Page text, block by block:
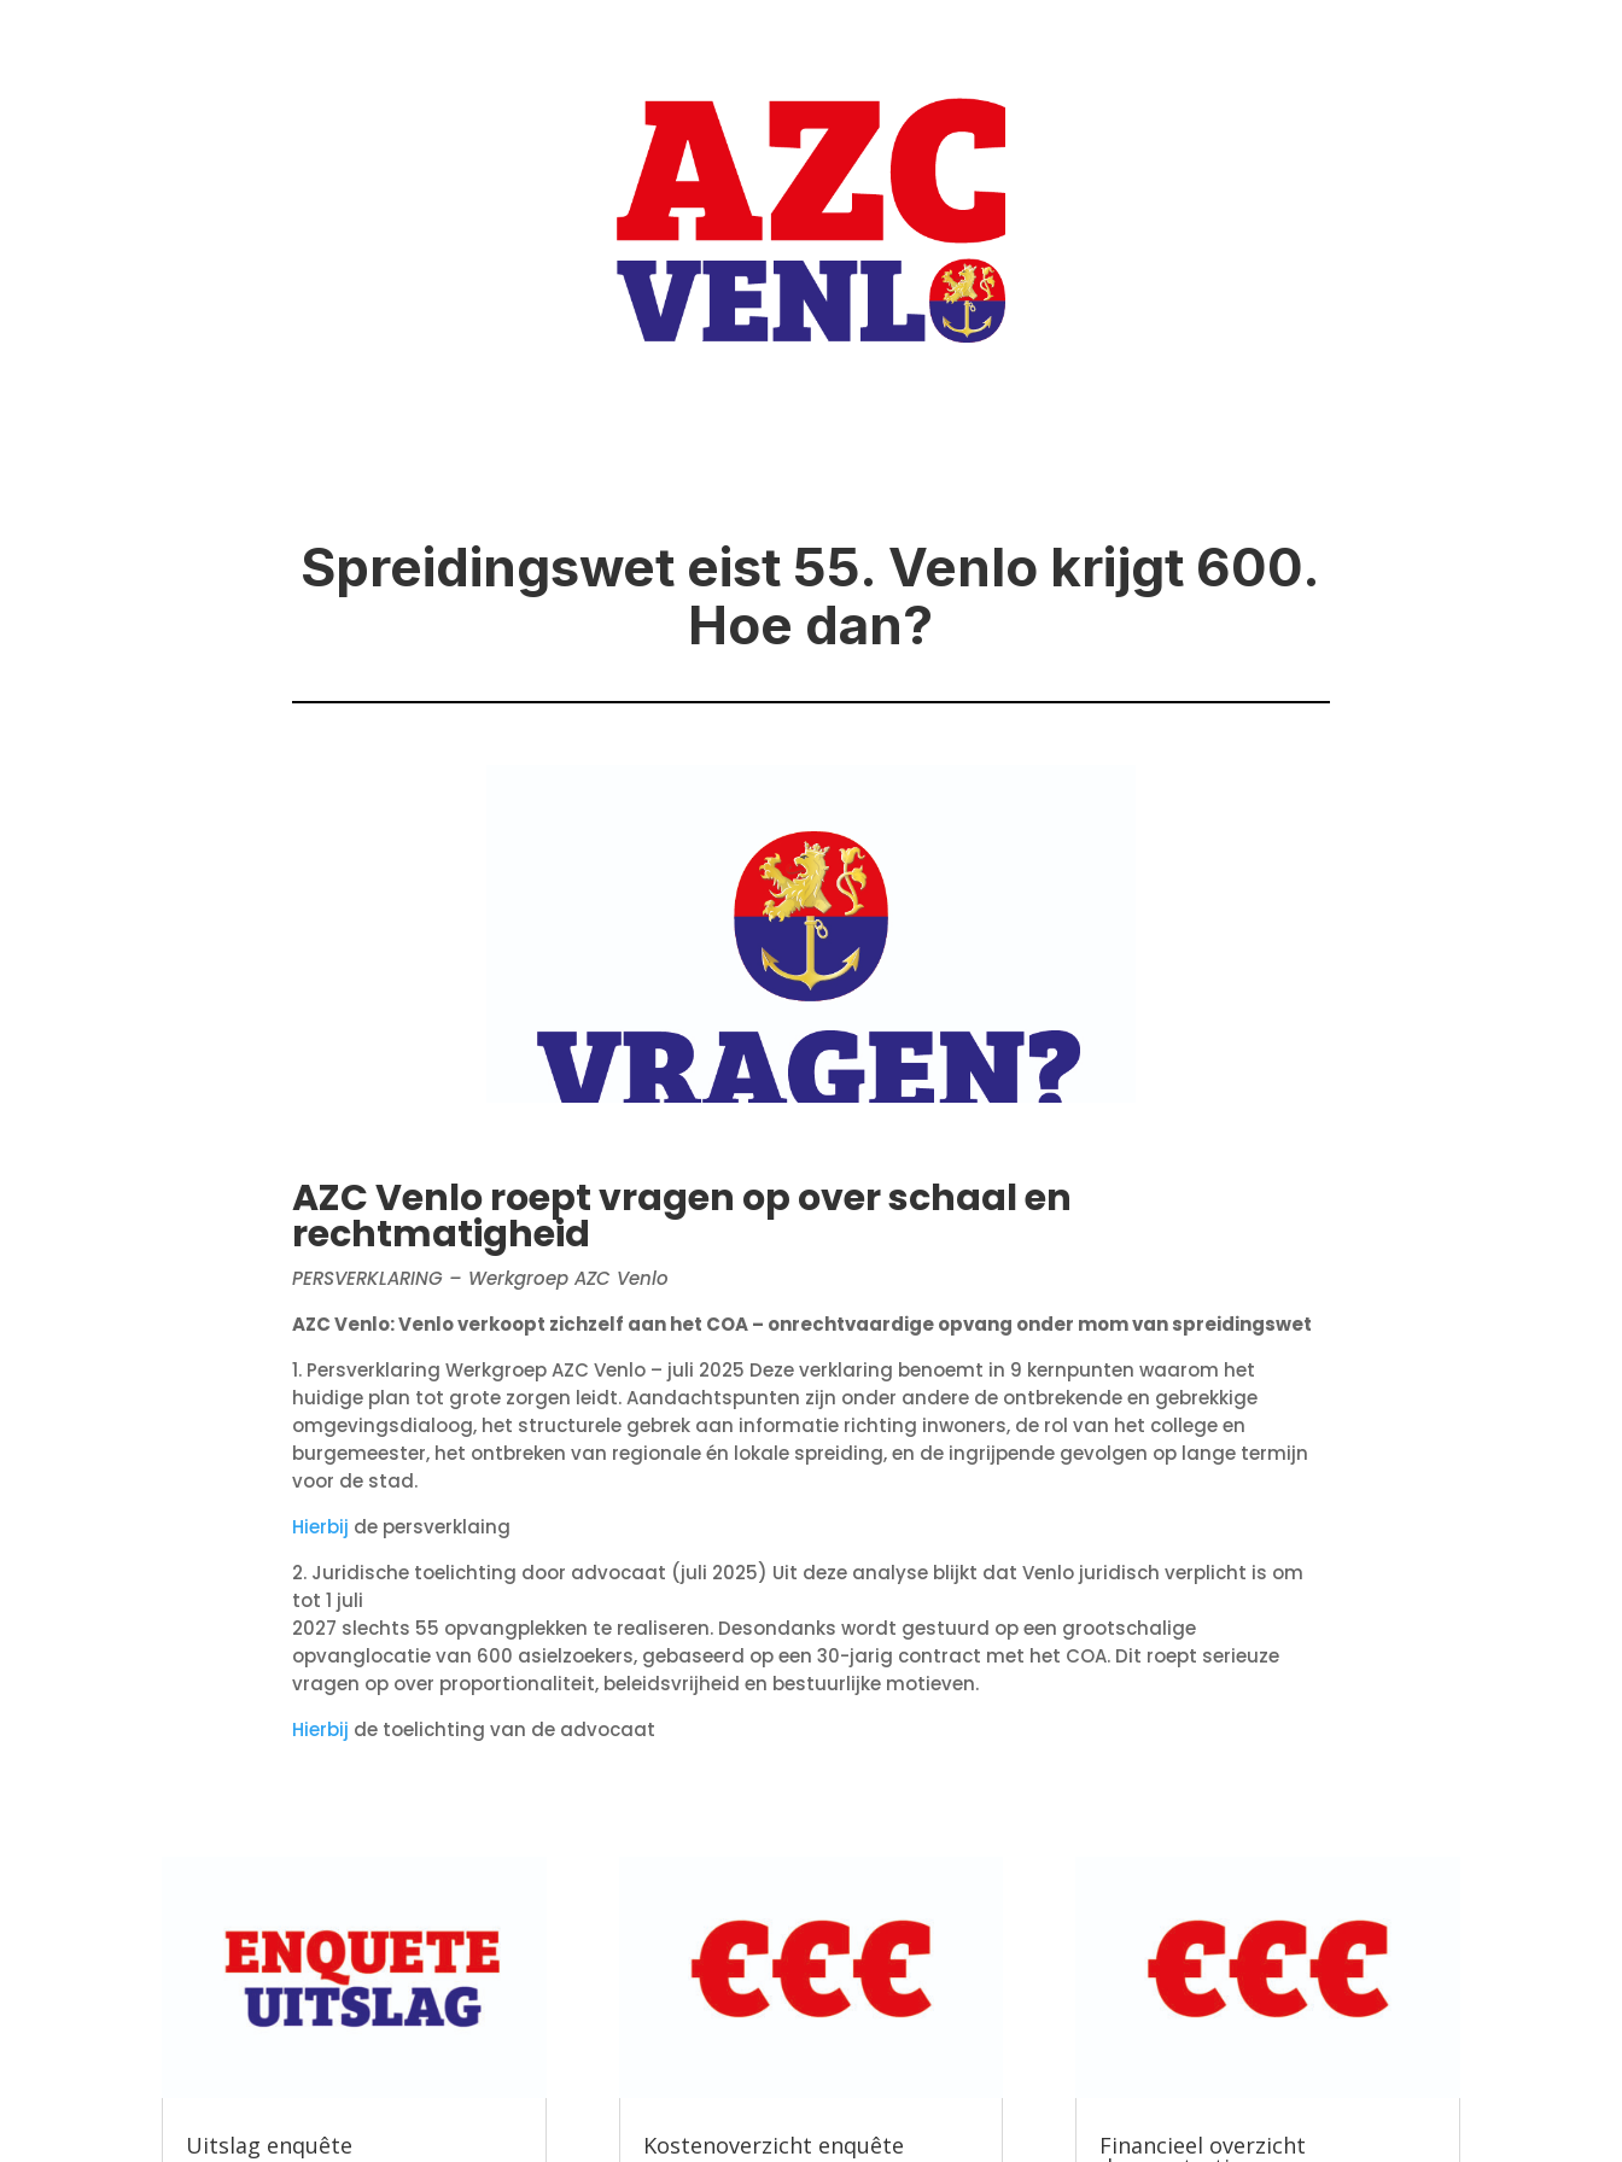
Spreidingswet eist 55. Venlo krijgt 600.
Hoe dan?
AZC Venlo roept vragen op over schaal en
rechtmatigheid
PERSVERKLARING – Werkgroep AZC Venlo
AZC Venlo: Venlo verkoopt zichzelf aan het COA – onrechtvaardige opvang onder mom van spreidingswet
1. Persverklaring Werkgroep AZC Venlo – juli 2025 Deze verklaring benoemt in 9 kernpunten waarom het
huidige plan tot grote zorgen leidt. Aandachtspunten zijn onder andere de ontbrekende en gebrekkige
omgevingsdialoog, het structurele gebrek aan informatie richting inwoners, de rol van het college en
burgemeester, het ontbreken van regionale én lokale spreiding, en de ingrijpende gevolgen op lange termijn
voor de stad.
Hierbij de persverklaing
2. Juridische toelichting door advocaat (juli 2025) Uit deze analyse blijkt dat Venlo juridisch verplicht is om
tot 1 juli
2027 slechts 55 opvangplekken te realiseren. Desondanks wordt gestuurd op een grootschalige
opvanglocatie van 600 asielzoekers, gebaseerd op een 30-jarig contract met het COA. Dit roept serieuze
vragen op over proportionaliteit, beleidsvrijheid en bestuurlijke motieven.
Hierbij de toelichting van de advocaat
Uitslag enquête Kostenoverzicht enquête Financieel overzicht